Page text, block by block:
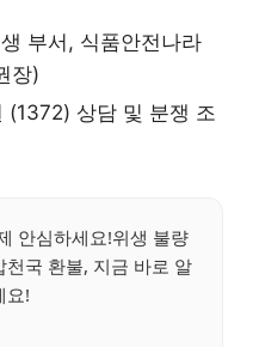
생 부서, 식품안전나라
장)
(1372) 상담 및 분쟁 조
안심하세요!위생 불량
국 환불, 지금 바로 알
요!